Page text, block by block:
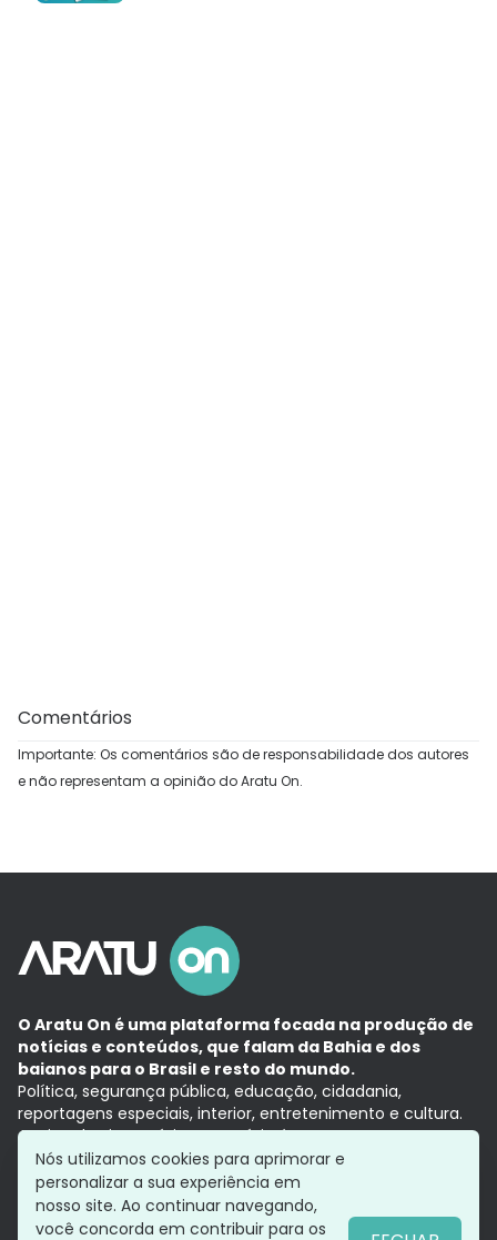
Comentários
Importante: Os comentários são de responsabilidade dos autores
e não representam a opinião do Aratu On.
O Aratu On é uma plataforma focada na produção de
notícias e conteúdos, que falam da Bahia e dos
baianos para o Brasil e resto do mundo.
Política, segurança pública, educação, cidadania,
reportagens especiais, interior, entretenimento e cultura.
Aqui, tudo vira notícia e a notícia é no tempo presente,
com a credibilidade do Grupo Aratu.
Grupo Aratu
Política de privacidade
Nós utilizamos cookies para aprimorar e
personalizar a sua experiência em
nosso site. Ao continuar navegando,
você concorda em contribuir para os